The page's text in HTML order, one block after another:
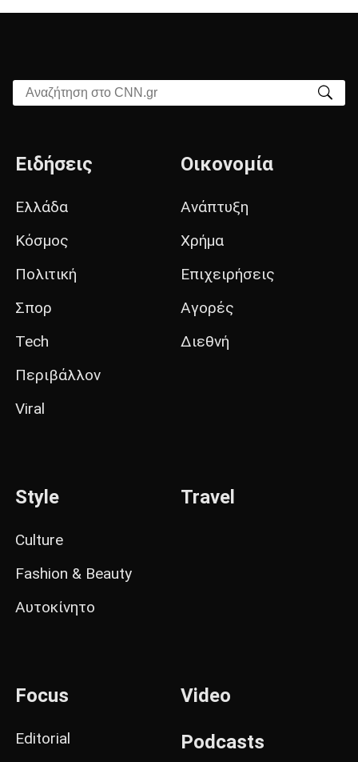
Αναζήτηση στο CNN.gr
Ειδήσεις
Ελλάδα
Κόσμος
Πολιτική
Σπορ
Tech
Περιβάλλον
Viral
Οικονομία
Ανάπτυξη
Χρήμα
Επιχειρήσεις
Αγορές
Διεθνή
Style
Culture
Fashion & Beauty
Αυτοκίνητο
Travel
Focus
Editorial
Video
Podcasts